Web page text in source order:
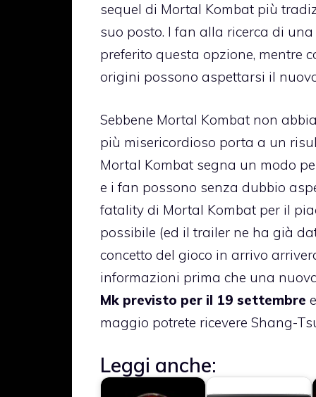
sequel di Mortal Kombat più
suo posto. I fan alla ricerca di
preferito questa opzione, mentre
origini possono aspettarsi il
Sebbene Mortal Kombat non
più misericordioso porta a un
Mortal Kombat segna un modo
e i fan possono senza dubbio
fatality di Mortal Kombat per il
possibile (ed il trailer ne ha già
concetto del gioco in arrivo
informazioni prima che una
Mk previsto per il 19 settembre
maggio potrete ricevere Shang-
Leggi anche: